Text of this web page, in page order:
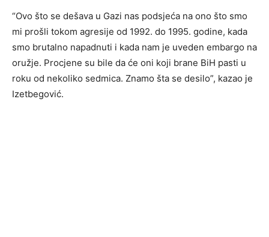
“Ovo što se dešava u Gazi nas podsjeća na ono što smo
mi prošli tokom agresije od 1992. do 1995. godine, kada
smo brutalno napadnuti i kada nam je uveden embargo na
oružje. Procjene su bile da će oni koji brane BiH pasti u
roku od nekoliko sedmica. Znamo šta se desilo”, kazao je
Izetbegović.